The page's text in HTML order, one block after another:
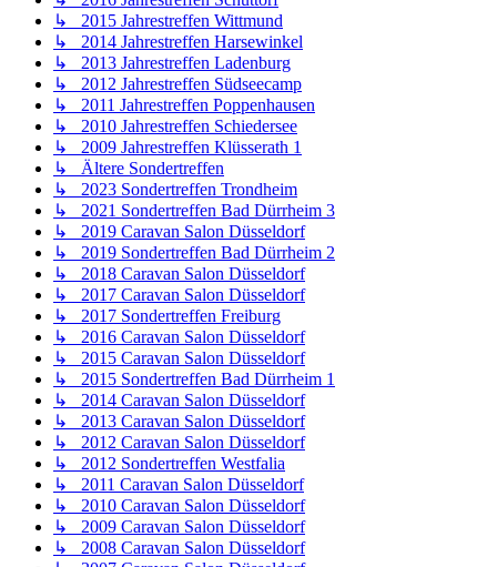
↳ 2015 Jahrestreffen Wittmund
↳ 2014 Jahrestreffen Harsewinkel
↳ 2013 Jahrestreffen Ladenburg
↳ 2012 Jahrestreffen Südseecamp
↳ 2011 Jahrestreffen Poppenhausen
↳ 2010 Jahrestreffen Schiedersee
↳ 2009 Jahrestreffen Klüsserath 1
↳ Ältere Sondertreffen
↳ 2023 Sondertreffen Trondheim
↳ 2021 Sondertreffen Bad Dürrheim 3
↳ 2019 Caravan Salon Düsseldorf
↳ 2019 Sondertreffen Bad Dürrheim 2
↳ 2018 Caravan Salon Düsseldorf
↳ 2017 Caravan Salon Düsseldorf
↳ 2017 Sondertreffen Freiburg
↳ 2016 Caravan Salon Düsseldorf
↳ 2015 Caravan Salon Düsseldorf
↳ 2015 Sondertreffen Bad Dürrheim 1
↳ 2014 Caravan Salon Düsseldorf
↳ 2013 Caravan Salon Düsseldorf
↳ 2012 Caravan Salon Düsseldorf
↳ 2012 Sondertreffen Westfalia
↳ 2011 Caravan Salon Düsseldorf
↳ 2010 Caravan Salon Düsseldorf
↳ 2009 Caravan Salon Düsseldorf
↳ 2008 Caravan Salon Düsseldorf